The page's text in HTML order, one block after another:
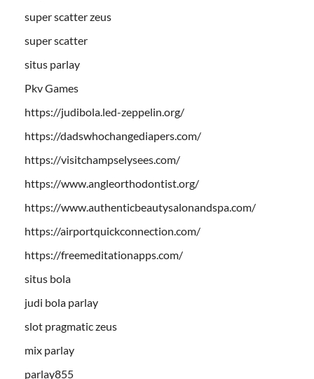
super scatter zeus
super scatter
situs parlay
Pkv Games
https://judibola.led-zeppelin.org/
https://dadswhochangediapers.com/
https://visitchampselysees.com/
https://www.angleorthodontist.org/
https://www.authenticbeautysalonandspa.com/
https://airportquickconnection.com/
https://freemeditationapps.com/
situs bola
judi bola parlay
slot pragmatic zeus
mix parlay
parlay855